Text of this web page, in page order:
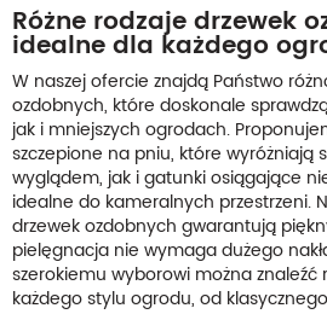
Różne rodzaje drzewek
idealne dla każdego
W naszej ofercie znajdą Państwo
ozdobnych, które doskonale
jak i mniejszych ogrodach.
szczepione na pniu, które wyróżniają
wyglądem, jak i gatunki osiągające
idealne do kameralnych przestrzeni.
drzewek ozdobnych gwarantują
pielęgnacja nie wymaga dużego
szerokiemu wyborowi można
każdego stylu ogrodu, od